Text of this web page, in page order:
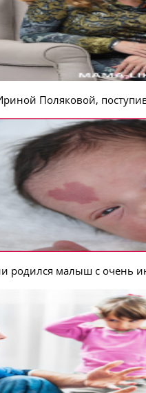
Поляковой,
родился малыш с очень